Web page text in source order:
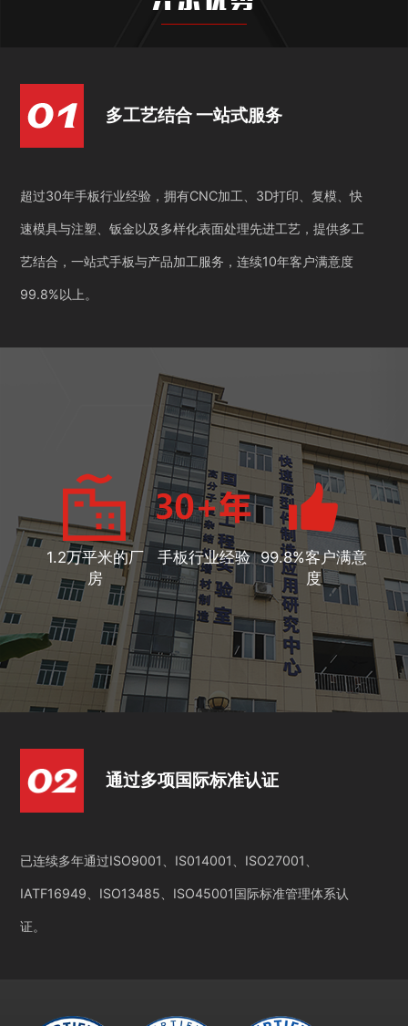
多工艺结合 一站式服务
超过30年手板行业经验，拥有CNC加工、3D打印、复模、快
速模具与注塑、钣金以及多样化表面处理先进工艺，提供多工
艺结合，一站式手板与产品加工服务，连续10年客户满意度
99.8%以上。
1.2万平米的厂
房
手板行业经验 99.8%客户满意
度
通过多项国际标准认证
已连续多年通过ISO9001、IS014001、ISO27001、
IATF16949、ISO13485、ISO45001国际标准管理体系认
证。